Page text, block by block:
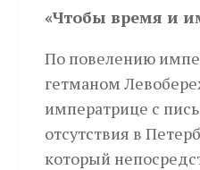
«Чтобы время и
По повелению
гетманом
императрице с
отсутствия в
который